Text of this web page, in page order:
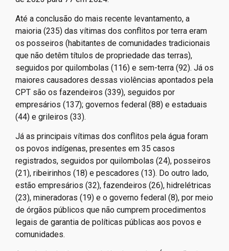
expulsão, que passaram de 44 no primeiro semestre
de 2023 para 77 em 2024.
Até a conclusão do mais recente levantamento, a
maioria (235) das vítimas dos conflitos por terra eram
os posseiros (habitantes de comunidades tradicionais
que não detêm títulos de propriedade das terras),
seguidos por quilombolas (116) e sem-terra (92). Já os
maiores causadores dessas violências apontados pela
empresários (137); governos federal (88) e estaduais
(44) e grileiros (33).
Já as principais vítimas dos conflitos pela água foram
os povos indígenas, presentes em 35 casos
registrados, seguidos por quilombolas (24), posseiros
(21), ribeirinhos (18) e pescadores (13). Do outro lado,
estão empresários (32), fazendeiros (26), hidrelétricas
(23), mineradoras (19) e o governo federal (8), por meio